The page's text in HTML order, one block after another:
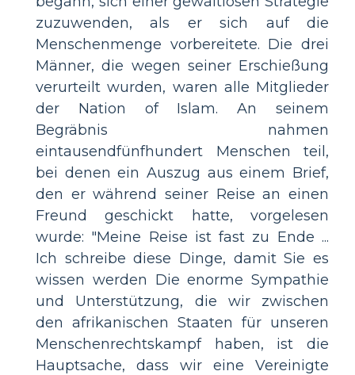
zuzuwenden, als er sich auf die
Menschenmenge vorbereitete. Die drei
Männer, die wegen seiner Erschießung
verurteilt wurden, waren alle Mitglieder
der Nation of Islam. An seinem
Begräbnis nahmen
eintausendfünfhundert Menschen teil,
bei denen ein Auszug aus einem Brief,
den er während seiner Reise an einen
Freund geschickt hatte, vorgelesen
wurde: "Meine Reise ist fast zu Ende ...
Ich schreibe diese Dinge, damit Sie es
wissen werden Die enorme Sympathie
und Unterstützung, die wir zwischen
den afrikanischen Staaten für unseren
Menschenrechtskampf haben, ist die
Hauptsache, dass wir eine Vereinigte